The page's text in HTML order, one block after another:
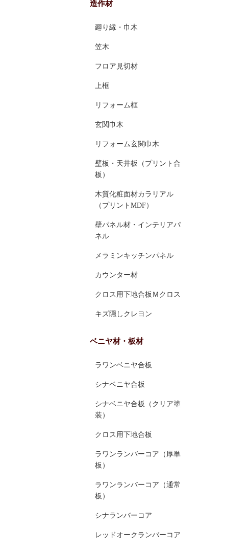
造作材
廻り縁・巾木
笠木
フロア見切材
上框
リフォーム框
玄関巾木
リフォーム玄関巾木
壁板・天井板（プリント合
板）
木質化粧面材カラリアル
（プリントMDF）
壁パネル材・インテリアパ
ネル
メラミンキッチンパネル
カウンター材
クロス用下地合板Ｍクロス
キズ隠しクレヨン
ベニヤ材・板材
ラワンベニヤ合板
シナベニヤ合板
シナベニヤ合板（クリア塗
装）
クロス用下地合板
ラワンランバーコア（厚単
板）
ラワンランバーコア（通常
板）
シナランバーコア
レッドオークランバーコア